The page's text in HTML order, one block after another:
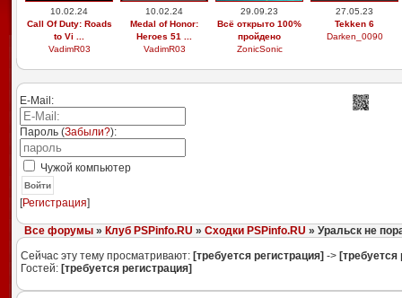
10.02.24
Call Of Duty: Roads
to Vi ...
VadimR03
10.02.24
Medal of Honor:
Heroes 51 ...
VadimR03
29.09.23
Всё открыто 100%
пройдено
ZonicSonic
27.05.23
Tekken 6
Darken_0090
E-Mail:
Пароль (Забыли?):
Чужой компьютер
Войти
[Регистрация]
Все форумы» Клуб PSPinfo.RU » Сходки PSPinfo.RU » Уральск не
Сейчас эту тему просматривают: [требуется регистрация] -> [требуется
Гостей: [требуется регистрация]